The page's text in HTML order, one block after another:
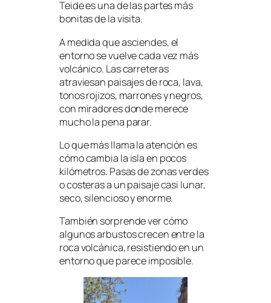
Teide es una de las partes más
bonitas de la visita.
A medida que asciendes, el
entorno se vuelve cada vez más
volcánico. Las carreteras
atraviesan paisajes de roca, lava,
tonos rojizos, marrones y negros,
con miradores donde merece
mucho la pena parar.
Lo que más llama la atención es
cómo cambia la isla en pocos
kilómetros. Pasas de zonas verdes
o costeras a un paisaje casi lunar,
seco, silencioso y enorme.
También sorprende ver cómo
algunos arbustos crecen entre la
roca volcánica, resistiendo en un
entorno que parece imposible.